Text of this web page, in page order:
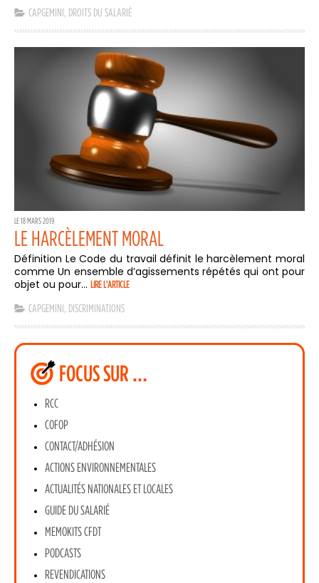
CAPGEMINI DROITS DU SALARIÉ
LE 18 MARS 2019
LE HARCÈLEMENT MORAL
Définition Le Code du travail définit le harcèlement moral
comme Un ensemble d’agissements répétés qui ont pour
objet ou pour... LIRE L'ARTICLE
CAPGEMINI DISCRIMINATIONS
FOCUS SUR …
RCC
COFOP
CONTACT/ADHÉSION
ACTIONS ENVIRONNEMENTALES
ACTUALITÉS NATIONALES ET LOCALES
GUIDE DU SALARIÉ
MEMOKITS CFDT
PODCASTS
REVENDICATIONS